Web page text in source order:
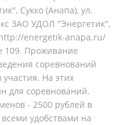
Сукко (Анапа), ул.
ЗАО УДОЛ "Энергетик",
energetik-anapa.ru/
109. Проживание
соревнований
На этих
для соревнований.
- 2500 рублей в
удобствами на